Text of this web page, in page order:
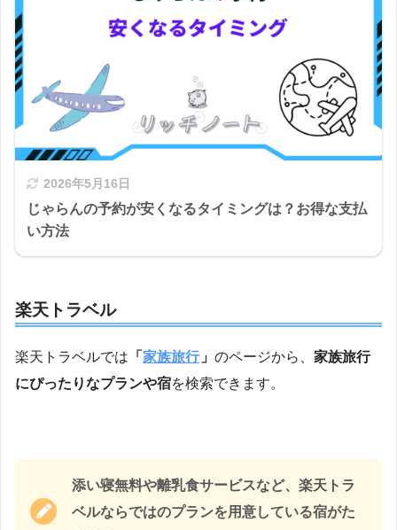
2026年5月16日
じゃらんの予約が安くなるタイミングは？お得な支払
い方法
楽天トラベル
楽天トラベルでは 「 家族旅行 」 のページから、 家族旅行
にぴったりなプランや宿を検索できます。
添い寝無料や離乳食サービスなど、楽天トラ
ベルならではのプランを用意している宿がた